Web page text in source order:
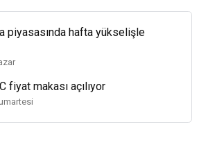
piyasasında hafta yükselişle
fiyat makası açılıyor